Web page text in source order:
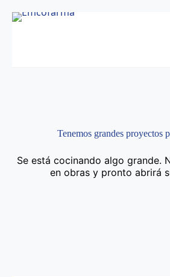
Saltar
Tenemos grandes proyectos
Se está cocinando algo grande.
en obras y pronto abrirá